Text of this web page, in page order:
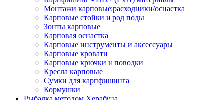
Монтажи карповые:расходники/оснастка
Карповые стойки и род поды
Зонты карповые
Карповая оснастка
Карповые инструменты и аксессуары
Карповые кровати
Карповые крючки и поводки
Кресла карповые
Сумки для карпфишинга
Кормушки
Рыбалка методом Херабуна